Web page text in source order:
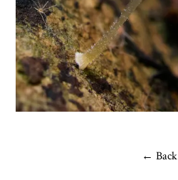
← Back